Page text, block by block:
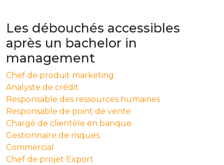
Les débouchés accessibles
après un bachelor in
management
Chef de produit marketing
Analyste de crédit
Responsable des ressources humaines
Responsable de point de vente
Chargé de clientèle en banque
Gestionnaire de risques
Commercial
Chef de projet Export